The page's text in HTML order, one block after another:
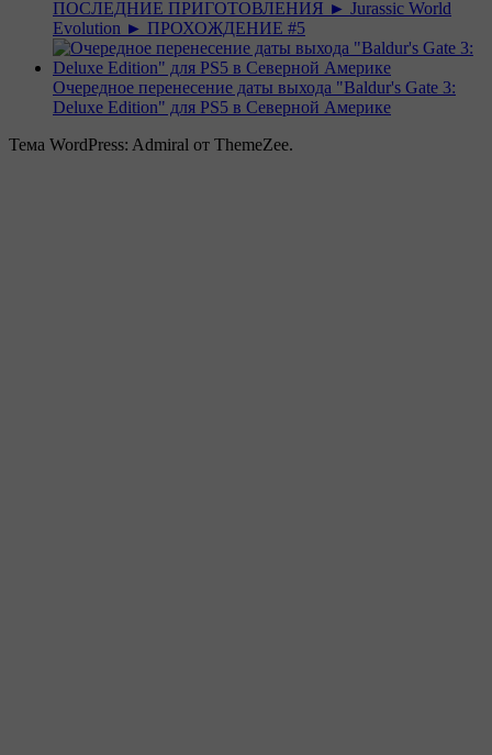
ПОСЛЕДНИЕ ПРИГОТОВЛЕНИЯ ► Jurassic World
Evolution ► ПРОХОЖДЕНИЕ #5
Очередное перенесение даты выхода "Baldur's Gate 3:
Deluxe Edition" для PS5 в Северной Америке
Тема WordPress: Admiral от ThemeZee.